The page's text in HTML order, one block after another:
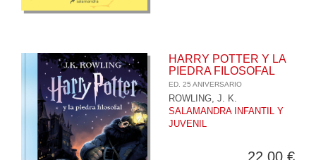
HARRY POTTER Y LA
PIEDRA FILOSOFAL
ED. 25 ANIVERSARIO
ROWLING, J. K.
SALAMANDRA INFANTIL Y
JUVENIL
22,00 €